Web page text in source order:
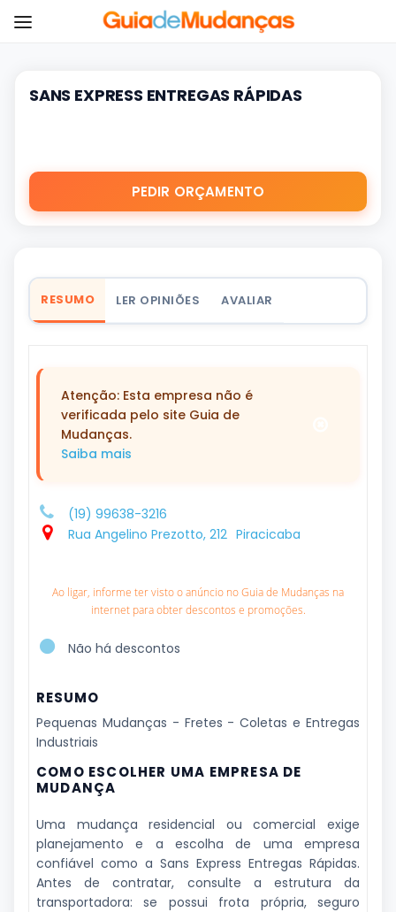
SANS EXPRESS ENTREGAS RÁPIDAS
PEDIR ORÇAMENTO
RESUMO LER OPINIÕES AVALIAR
Atenção: Esta empresa não é
verificada pelo site Guia de
Mudanças.
Saiba mais
(19) 99638-3216
Rua Angelino Prezotto, 212 Piracicaba
Ao ligar, informe ter visto o anúncio no Guia de Mudanças na
internet para obter descontos e promoções.
Não há descontos
RESUMO
Pequenas Mudanças - Fretes - Coletas e Entregas
Industriais
COMO ESCOLHER UMA EMPRESA DE
MUDANÇA
Uma mudança residencial ou comercial exige
planejamento e a escolha de uma empresa
confiável como a Sans Express Entregas Rápidas.
Antes de contratar, consulte a estrutura da
transportadora: se possui frota própria, seguro